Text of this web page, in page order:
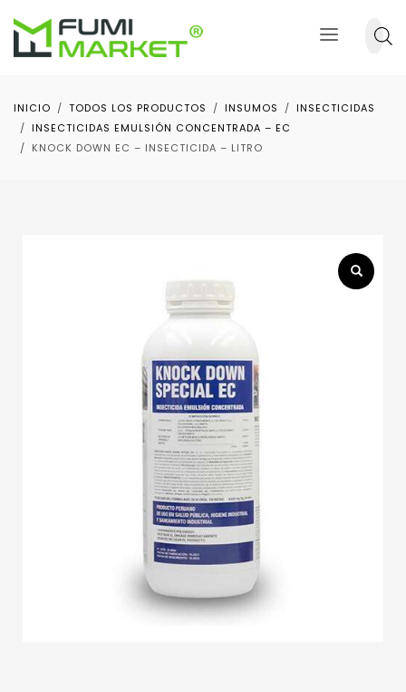
INICIO TODOS LOS PRODUCTOS INSUMOS
INSECTICIDAS
INSECTICIDAS EMULSIÓN CONCENTRADA – EC
KNOCK DOWN EC – INSECTICIDA – LITRO